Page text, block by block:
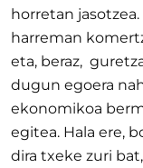
horretan
harreman
eta, beraz,
dugun egoera
ekonomikoa
egitea. Hala ere,
dira txeke zuri